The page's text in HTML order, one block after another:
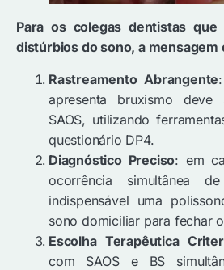
Para os colegas dentistas
distúrbios do sono, a mensagem
Rastreamento Abrangente
apresenta bruxismo deve
SAOS, utilizando
questionário DP4.
Diagnóstico Preciso: em
ocorrência simultânea
indispensável uma
sono domiciliar para fechar
Escolha Terapêutica
com SAOS e BS